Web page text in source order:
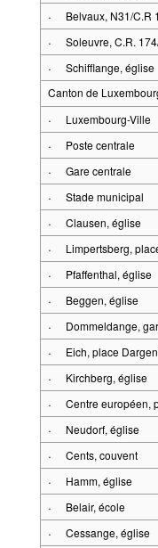
· Belvaux, N31/C.R
· Soleuvre, C.R.
·
Schifflange, église
Canton de
· Luxembourg-Ville
· Poste centrale
· Gare centrale
· Stade municipal
· Clausen, église
· Limpertsberg,
· Pfaffenthal, église
· Beggen, église
· Dommeldange,
· Eich, place
· Kirchberg, église
· Centre européen,
· Neudorf, église
· Cents, couvent
· Hamm, église
· Belair, école
· Cessange, église